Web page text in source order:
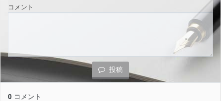
コメント
投稿
0 コメント